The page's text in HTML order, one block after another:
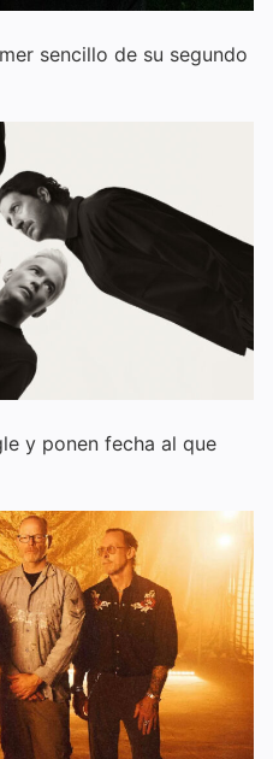
sencillo de su segundo
y ponen fecha al que